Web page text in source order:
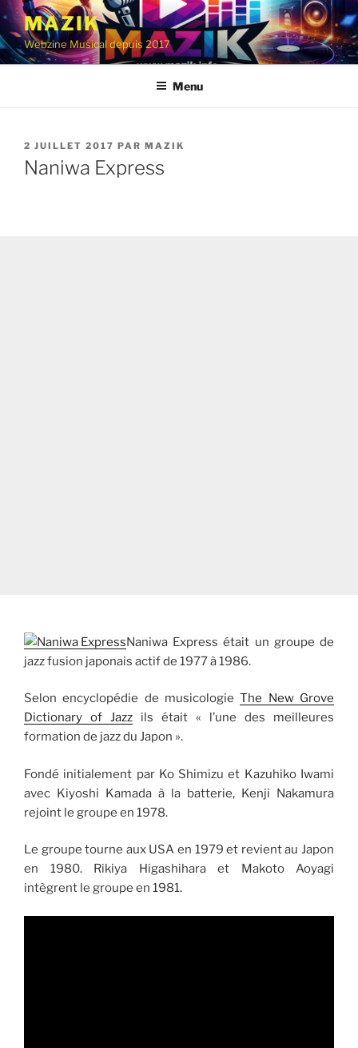
Aller
contenu
principal
MAZIK
Webzine Musical depuis 2017
Menu
PUBLIÉ
LE
2 JUILLET 2017 PAR MAZIK
Naniwa Express
Naniwa Express était un groupe de
jazz fusion japonais actif de 1977 à 1986.
Selon encyclopédie de musicologieThe New Grove
Dictionary of Jazz ils était « l’une des meilleures
formation de jazz du Japon ».
Fondé initialement par Ko Shimizu et Kazuhiko Iwami
avec Kiyoshi Kamada à la batterie, Kenji Nakamura
rejoint le groupe en 1978.
Le groupe tourne aux USA en 1979 et revient au Japon
en 1980. Rikiya Higashihara et Makoto Aoyagi
intègrent le groupe en 1981.